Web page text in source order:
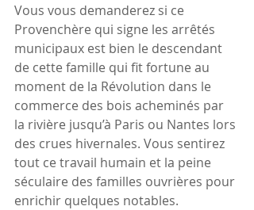
Vous vous demanderez si ce
Provenchère qui signe les arrêtés
municipaux est bien le descendant
de cette famille qui fit fortune au
moment de la Révolution dans le
commerce des bois acheminés par
la rivière jusqu’à Paris ou Nantes lors
des crues hivernales. Vous sentirez
tout ce travail humain et la peine
séculaire des familles ouvrières pour
enrichir quelques notables.